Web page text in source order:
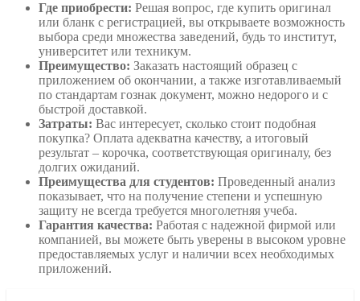
Где приобрести: Решая вопрос, где купить оригинал
или бланк с регистрацией, вы открываете возможность
выбора среди множества заведений, будь то институт,
университет или техникум.
Преимущество: Заказать настоящий образец с
приложением об окончании, а также изготавливаемый
по стандартам гознак документ, можно недорого и с
быстрой доставкой.
Затраты: Вас интересует, сколько стоит подобная
покупка? Оплата адекватна качеству, а итоговый
результат – корочка, соответствующая оригиналу, без
долгих ожиданий.
Преимущества для студентов: Проведенный анализ
показывает, что на получение степени и успешную
защиту не всегда требуется многолетняя учеба.
Гарантия качества: Работая с надежной фирмой или
компанией, вы можете быть уверены в высоком уровне
предоставляемых услуг и наличии всех необходимых
приложений.